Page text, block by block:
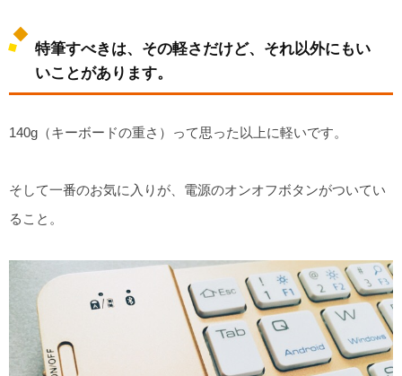
特筆すべきは、その軽さだけど、それ以外にもい
いことがあります。
140g（キーボードの重さ）って思った以上に軽いです。
そして一番のお気に入りが、電源のオンオフボタンがついてい
ること。